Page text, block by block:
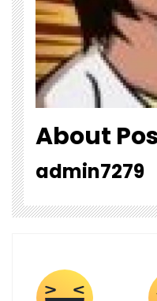
About
admin7279